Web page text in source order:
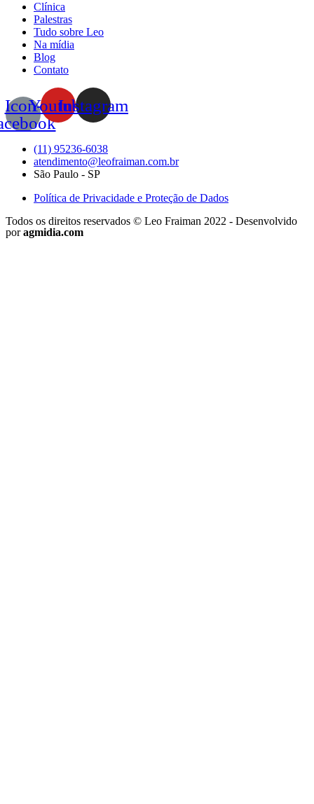
Clínica
Palestras
Tudo sobre Leo
Na mídia
Blog
Contato
Icon-YoutubeInstagram
(11) 95236-6038
atendimento@leofraiman.com.br
São Paulo - SP
Política de Privacidade e Proteção de Dados
Todos os direitos reservados © Leo Fraiman 2022 - Desenvolvido
poragmidia.com